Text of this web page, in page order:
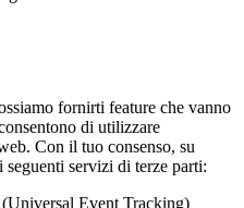
fornirti feature che vanno
di utilizzare
Con il tuo consenso, su
servizi di terze parti:
Event Tracking)